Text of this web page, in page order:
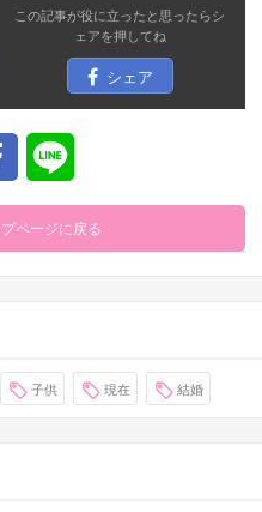
この記事が役に立ったと思ったらシ
ェアを押してね
シェア
ページに戻る
子供 現在 結婚